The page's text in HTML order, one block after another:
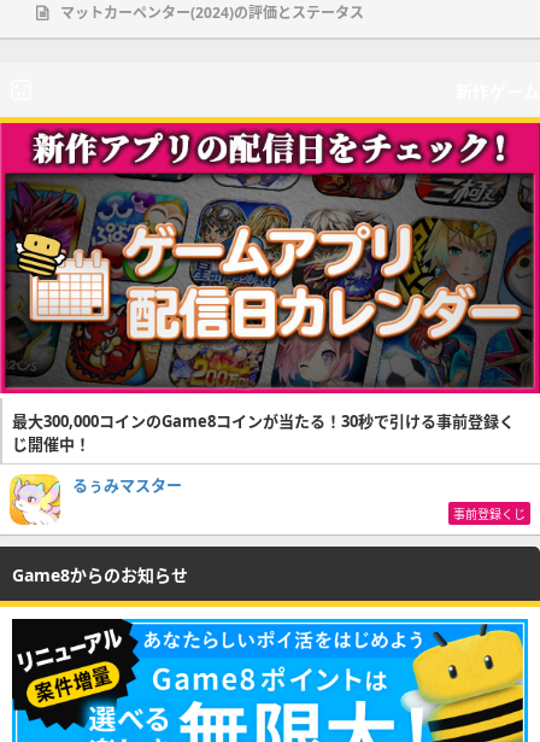
マットカーペンター(2024)の評価とステータス
最大300,000コインのGame8コインが当たる！30秒で引ける事前登録く
じ開催中！
るぅみマスター
事前登録くじ
Game8からのお知らせ